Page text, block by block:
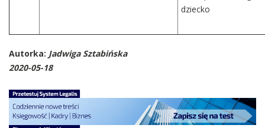
dziecko
Autorka: Jadwiga Sztabińska
2020-05-18